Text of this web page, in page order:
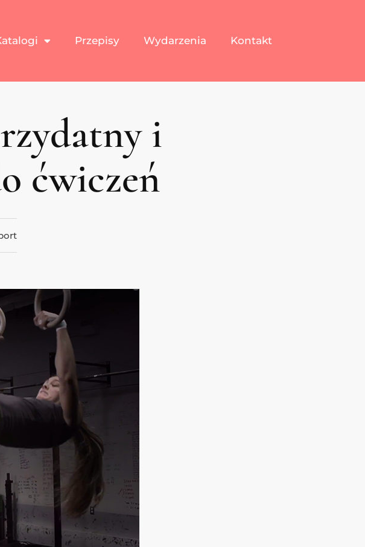
Przepisy Wydarzenia Kontakt
i
ćwiczeń